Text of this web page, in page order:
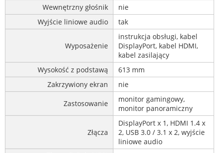
Wewnętrzny głośnik
nie
Wyjście liniowe audio
tak
Wyposażenie
instrukcja obsługi, kabel
DisplayPort, kabel HDMI,
kabel zasilający
Wysokość z podstawą
613 mm
Zakrzywiony ekran
nie
Zastosowanie
monitor gamingowy,
monitor panoramiczny
Złącza
DisplayPort x 1, HDMI 1.4 x
2, USB 3.0 / 3.1 x 2, wyjście
liniowe audio